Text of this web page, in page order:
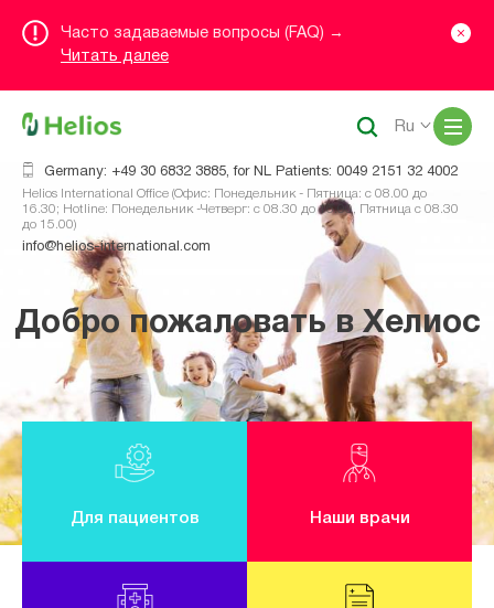
Часто задаваемые вопросы (FAQ) →
Читать далее
Germany: +49 30 6832 3885, for NL Patients: 0049 2151 32 4002
Helios International Office (Офис: Понедельник - Пятница: с 08.00 до
16.30; Hotline: Понедельник -Четверг: с 08.30 до 16.00, Пятница с 08.30
до 15.00)
info@helios-international.com
Ru
Добро пожаловать в Хелиос
Для пациентов Наши врачи